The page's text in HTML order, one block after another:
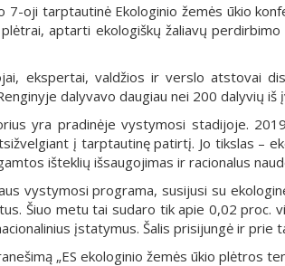
7-oji tarptautinė Ekologinio žemės ūkio
aptarti ekologiškų žaliavų
ekspertai, valdžios ir verslo atstovai
dalyvavo daugiau nei 200 dalyvių iš
yra pradinėje vystymosi stadijoje.
į tarptautinę patirtį. Jo tikslas –
išteklių išsaugojimas ir racionalus
vystymosi programa, susijusi su
Šiuo metu tai sudaro tik apie 0,02
įstatymus. Šalis prisijungė ir
„ES ekologinio žemės ūkio plėtros